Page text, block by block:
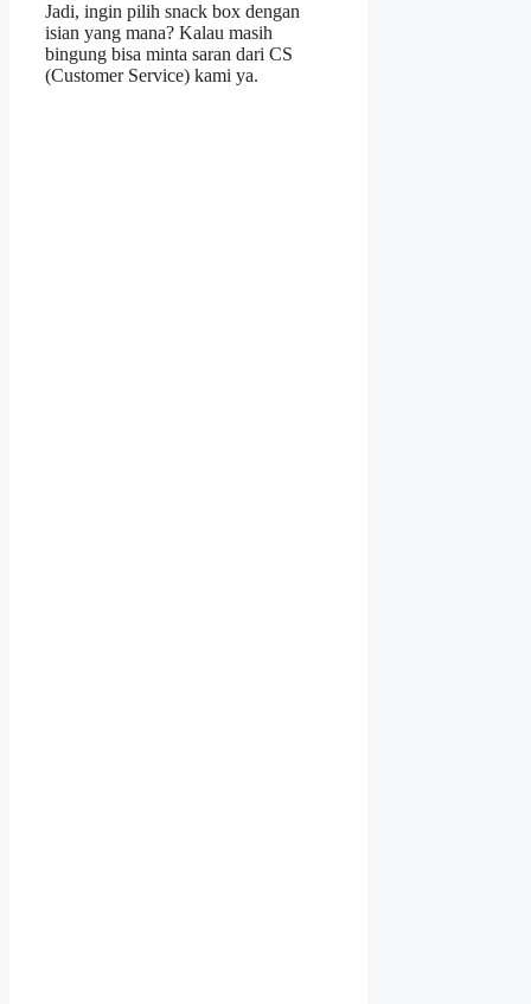
Jadi, ingin pilih snack box dengan
isian yang mana? Kalau masih
bingung bisa minta saran dari CS
(Customer Service) kami ya.